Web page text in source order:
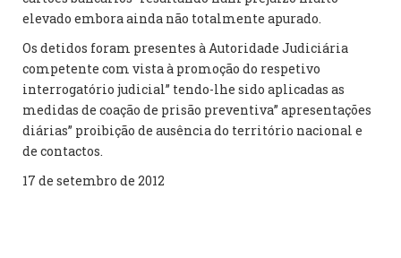
elevado embora ainda não totalmente apurado.
Os detidos foram presentes à Autoridade Judiciária
competente com vista à promoção do respetivo
interrogatório judicial” tendo-lhe sido aplicadas as
medidas de coação de prisão preventiva” apresentações
diárias” proibição de ausência do território nacional e
de contactos.
17 de setembro de 2012